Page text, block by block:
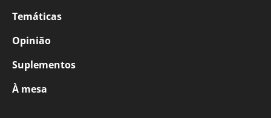
Temáticas
Opinião
Suplementos
À mesa